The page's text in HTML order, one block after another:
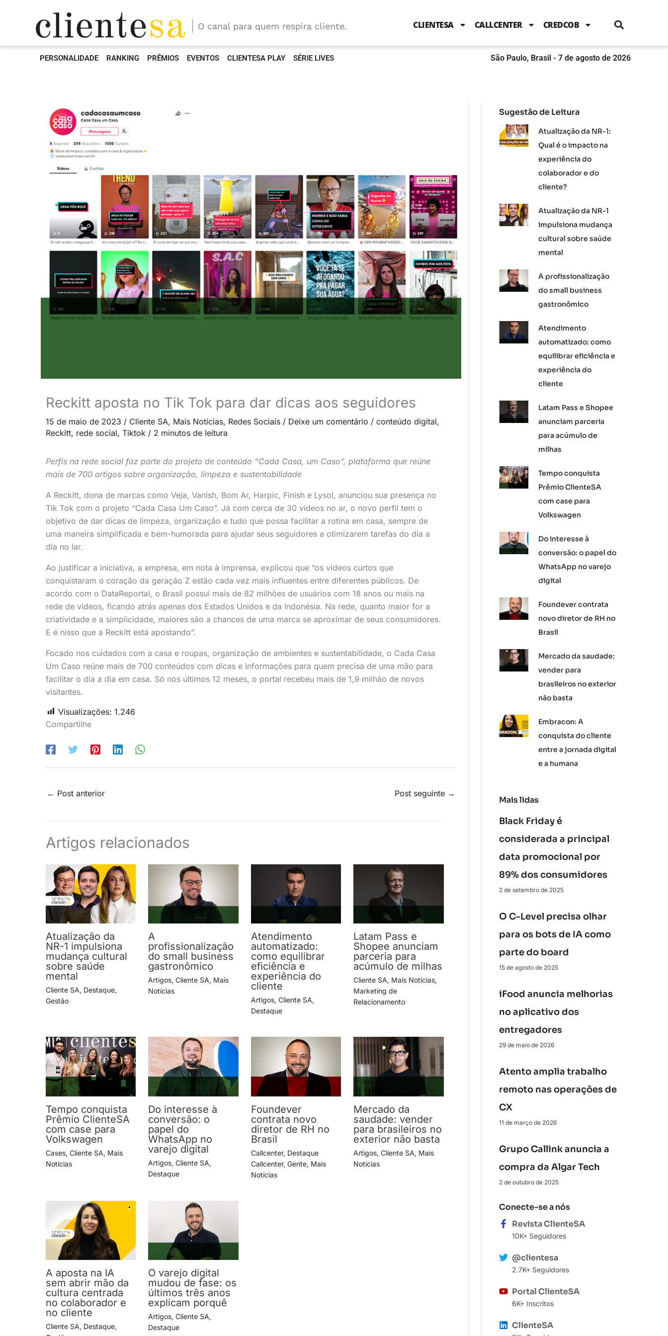
b
o
k
t
e
b
n
g
a
m
O canal para quem respira cliente. CLIENTESA CALLCENTER CREDCOB
PERSONALIDADE RANKING PRÊMIOS EVENTOS CLIENTESA PLAY SÉRIE LIVES São Paulo, Brasil - 7 de agosto de 2026
Reckitt aposta no Tik Tok para dar dicas aos seguidores
15 de maio de 2023 / Cliente SA, Mais Notícias, Redes Sociais / Deixe um comentário / conteúdo digital,
Reckitt, rede social, Tiktok / 2 minutos de leitura
Perfis na rede social faz parte do projeto de conteúdo “Cada Casa, um Caso”, plataforma que reúne
mais de 700 artigos sobre organização, limpeza e sustentabilidade
A Reckitt, dona de marcas como Veja, Vanish, Bom Ar, Harpic, Finish e Lysol, anunciou sua presença no
Tik Tok com o projeto “Cada Casa Um Caso”. Já com cerca de 30 vídeos no ar, o novo perfil tem o
objetivo de dar dicas de limpeza, organização e tudo que possa facilitar a rotina em casa, sempre de
uma maneira simplificada e bem-humorada para ajudar seus seguidores a otimizarem tarefas do dia a
dia no lar.
Ao justificar a iniciativa, a empresa, em nota à imprensa, explicou que “os vídeos curtos que
conquistaram o coração da geração Z estão cada vez mais influentes entre diferentes públicos. De
acordo com o DataReportal, o Brasil possui mais de 82 milhões de usuários com 18 anos ou mais na
rede de vídeos, ficando atrás apenas dos Estados Unidos e da Indonésia. Na rede, quanto maior for a
criatividade e a simplicidade, maiores são a chances de uma marca se aproximar de seus consumidores.
E é nisso que a Reckitt está apostando”.
Focado nos cuidados com a casa e roupas, organização de ambientes e sustentabilidade, o Cada Casa
Um Caso reúne mais de 700 conteúdos com dicas e informações para quem precisa de uma mão para
facilitar o dia a dia em casa. Só nos últimos 12 meses, o portal recebeu mais de 1,9 milhão de novos
visitantes.
Visualizações: 1.246
Compartilhe
← Post anterior Post seguinte →
Artigos relacionados
Atualização da
NR-1 impulsiona
mudança cultural
sobre saúde
mental
Cliente SA, Destaque,
Gestão
A
profissionalização
do small business
gastronômico
Artigos,Cliente SA, Mais
Notícias
Atendimento
automatizado:
como equilibrar
eficiência e
experiência do
cliente
Artigos, Cliente SA,
Destaque
Latam Pass e
Shopee anunciam
parceria para
acúmulo de milhas
Cliente SA, Mais Notícias,
Marketing de
Relacionamento
Tempo conquista
Prêmio ClienteSA
com case para
Volkswagen
Cases, Cliente SA, Mais
Notícias
Do interesse à
conversão: o
papel do
WhatsApp no
varejo digital
Artigos,Cliente SA,
Destaque
Foundever
contrata novo
diretor de RH no
Brasil
Callcenter, Destaque
Callcenter, Gente, Mais
Notícias
Mercado da
saudade: vender
para brasileiros no
exterior não basta
Artigos,Cliente SA, Mais
Notícias
A aposta na IA
sem abrir mão da
cultura centrada
no colaborador e
no cliente
Cliente SA, Destaque,
O varejo digital
mudou de fase: os
últimos três anos
explicam porquê
Artigos,Cliente SA,
Destaque
Sugestão de Leitura
Atualização da NR-1:
Qual é o impacto na
experiência do
colaborador e do
cliente?
Atualização da NR-1
impulsiona mudança
cultural sobre saúde
mental
A profissionalização
do small business
gastronômico
Atendimento
automatizado: como
equilibrar eficiência e
experiência do
cliente
Latam Pass e Shopee
anunciam parceria
para acúmulo de
milhas
Tempo conquista
Prêmio ClienteSA
com case para
Volkswagen
Do interesse à
conversão: o papel do
WhatsApp no varejo
digital
Foundever contrata
novo diretor de RH no
Brasil
Mercado da saudade:
vender para
brasileiros no exterior
não basta
Embracon: A
conquista do cliente
entre a jornada digital
e a humana
Mais lidas
Black Friday é
considerada a principal
data promocional por
89% dos consumidores
2 de setembro de 2025
O C-Level precisa olhar
para os bots de IA como
parte do board
15 de agosto de 2025
iFood anuncia melhorias
no aplicativo dos
entregadores
29 de maio de 2026
Atento amplia trabalho
remoto nas operações de
CX
11 de março de 2026
Grupo Callink anuncia a
compra da Algar Tech
2 de outubro de 2025
Conecte-se a nós
Revista ClienteSA
10K+ Seguidores
@clientesa
2.7K+ Seguidores
Portal ClienteSA
6K+ Inscritos
ClienteSA